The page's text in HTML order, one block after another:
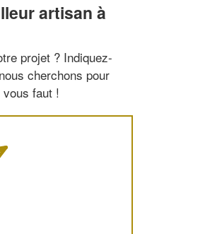
artisan à
projet ? Indiquez-
cherchons pour
faut !